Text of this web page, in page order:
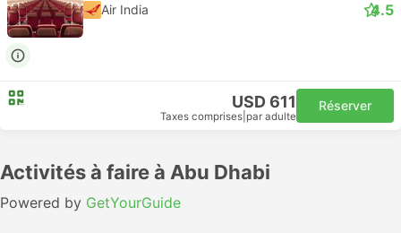
Air India 4.5
USD 611
Taxes comprises par adulte
Réserver
Activités à faire à Abu Dhabi
Powered by GetYourGuide